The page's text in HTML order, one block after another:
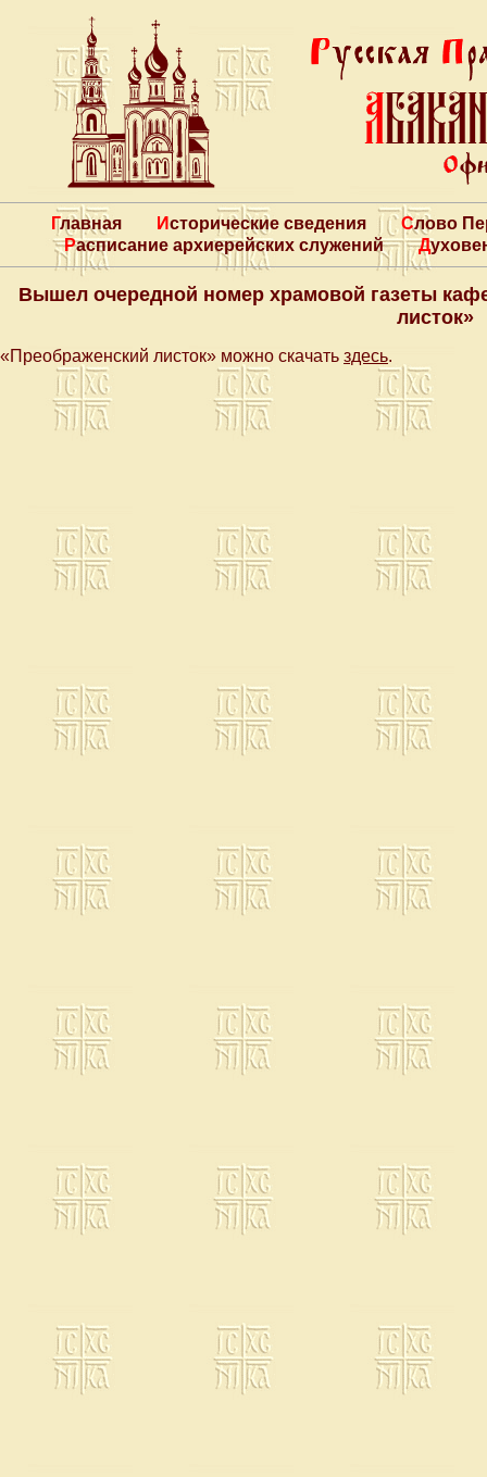
Главная Исторические сведения
Слово
Расписание архиерейских служений
Вышел очередной номер храмовой газеты
листок»
«Преображенский листок» можно скачать здесь.